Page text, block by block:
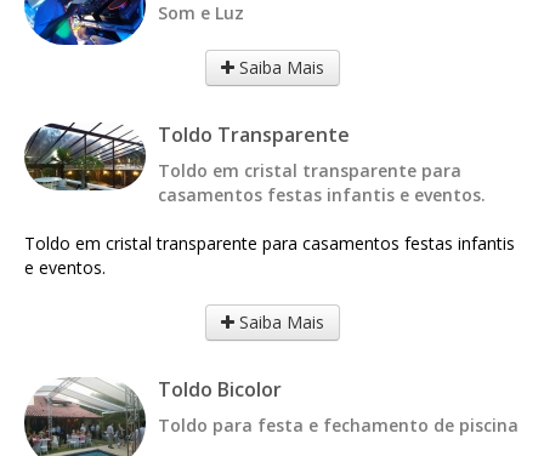
Som e Luz
Saiba Mais
Toldo Transparente
Toldo em cristal transparente para
casamentos festas infantis e eventos.
Toldo em cristal transparente para casamentos festas infantis
e eventos.
Saiba Mais
Toldo Bicolor
Toldo para festa e fechamento de piscina